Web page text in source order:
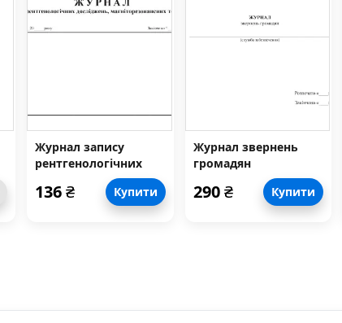
Журнал запису
рентгенологічних
магніторезонансних
томографій, форма
136₴ Купити
Журнал звернень
громадян
290₴ Купити